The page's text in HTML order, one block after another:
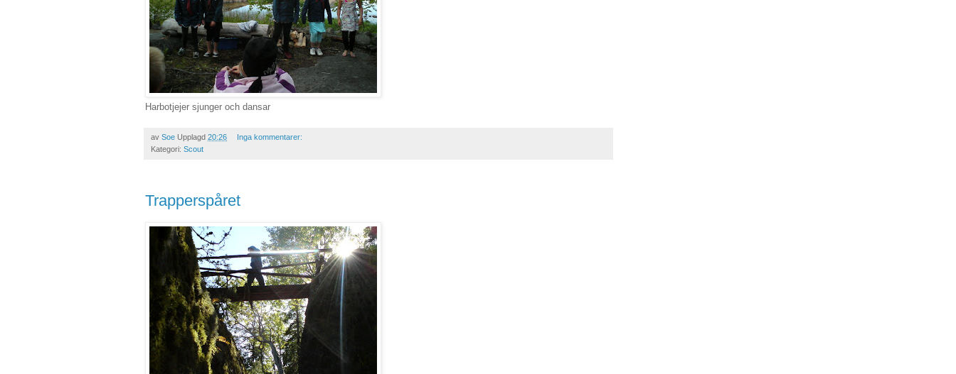
Harbotjejer sjunger och dansar
av Soe Upplagd 20:26
Inga kommentarer:
Kategori: Scout
Trapperspåret